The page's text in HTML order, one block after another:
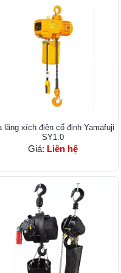
lăng xích điện cố định Yamafuji
SY1.0
Giá: Liên hệ